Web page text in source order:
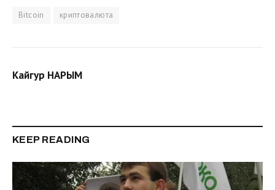
Bitcoin криптовалюта
Кайгур НАРЫМ
KEEP READING